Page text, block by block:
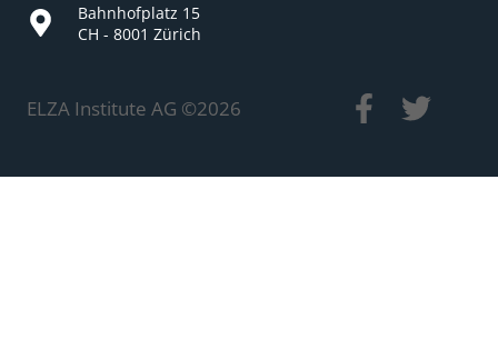
Bahnhofplatz 15
CH - 8001 Zürich
ELZA Institute AG ©2026